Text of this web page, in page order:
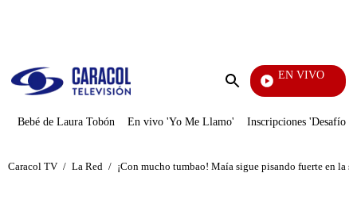
Enviar
EN VIVO
EFÉ
Bebé de Laura Tobón En vivo 'Yo Me Llamo' Inscripciones 'Desafío'
Caracol TV / La Red / ¡Con mucho tumbao! Maía sigue pisando fuerte en la